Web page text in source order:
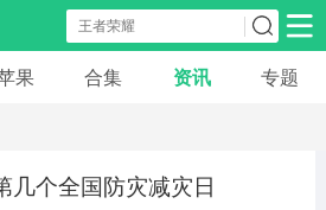
安卓游戏
果 合集 资讯 专题
几个全国防灾减灾日